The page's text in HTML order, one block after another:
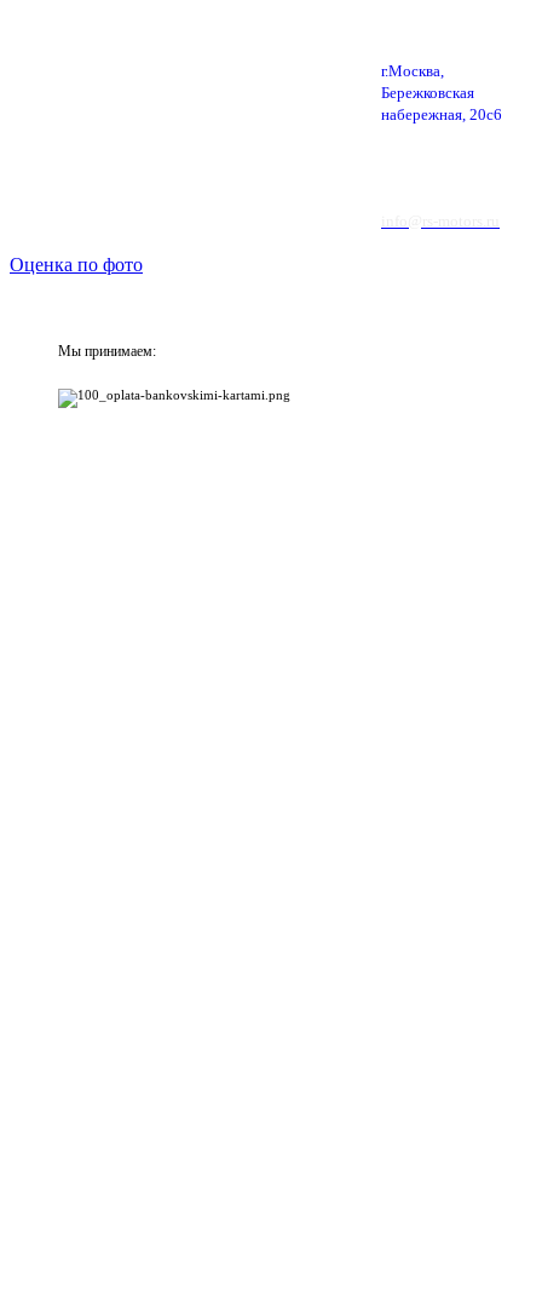
г.Москва,
Бережковская
набережная, 20с6
Оценка по фото
Мы принимаем: